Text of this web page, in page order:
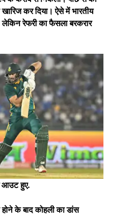
कर दिया। ऐसे में भारतीय
लेकिन रेफरी का फैसला बरकरार
आउट हुए.
के बाद कोहली का डांस